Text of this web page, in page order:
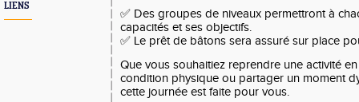
LIENS
✅ Des groupes de niveaux permettront à
capacités et ses objectifs.
✅ Le prêt de bâtons sera assuré sur place
Que vous souhaitiez reprendre une activité
condition physique ou partager un moment
cette journée est faite pour vous.